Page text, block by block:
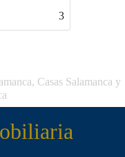
3
Casas Salamanca y